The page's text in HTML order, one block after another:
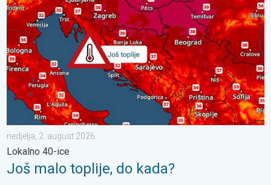
nedjelja, 2. august 2026.
Lokalno 40-ice
Još malo toplije, do kada?